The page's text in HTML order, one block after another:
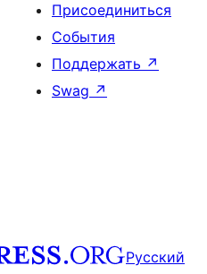
Присоединиться
События
Поддержать ↗
Swag ↗
Русский